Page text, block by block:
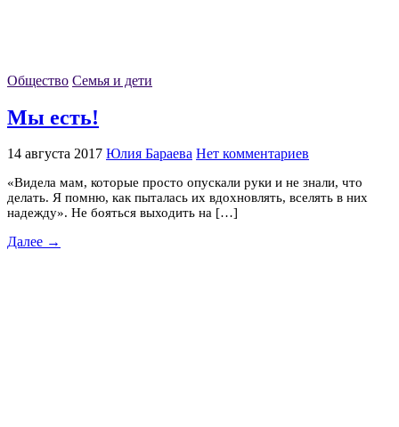
Общество Семья и дети
Мы есть!
14 августа 2017 Юлия Бараева Нет комментариев
«Видела мам, которые просто опускали руки и не знали, что
делать. Я помню, как пыталась их вдохновлять, вселять в них
надежду». Не бояться выходить на […]
Далее →